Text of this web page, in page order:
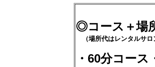
◎コース＋場
（場所代はレンタルサロ
・60分コース